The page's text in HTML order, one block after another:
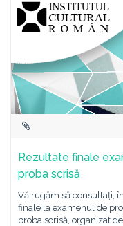
Rezultate finale
proba scrisă
Vă rugăm să consultați,
finale la examenul de
proba scrisă, organizat